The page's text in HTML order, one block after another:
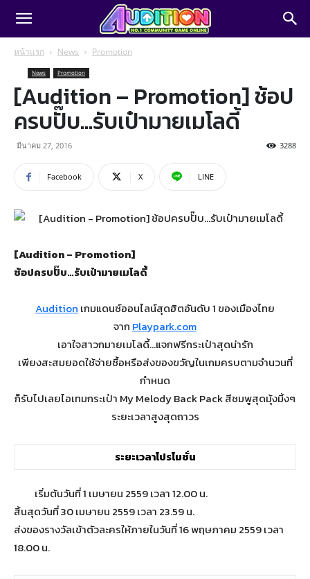
หน้าแรก News Promotion
News Promotion
[Audition – Promotion] ช้อป
ครบปั๊บ…รับเป๋ามายเมโลดี้
มีนาคม 27, 2016 3288
Facebook X LINE
[Audition – Promotion]
ช้อปครบปั๊บ…รับเป๋ามายเมโลดี้
Audition เกมแดนซ์ออนไลน์สุดฮิตอันดับ 1 ของเมืองไทย
จาก Playpark.com
เอาใจสาวกมายเมโลดี้…แจกฟรีกระเป๋าสุดน่ารัก
เพียงสะสมยอดใช้จ่ายซื้อหรือส่งของขวัญในเกมครบตามจำนวนที่
กำหนด
ก็รับไปเลยไอเทมกระเป๋า My Melody Back Pack สีชมพูสุดมุ้งมิ้งๆ
ระยะเวลาสูงสุดถาวร
ระยะเวลาโปรโมชั่น
เริ่มต้นวันที่ 1 เมษายน 2559 เวลา 12.00 น.
สิ้นสุดวันที่ 30 เมษายน 2559 เวลา 23.59 น.
ส่งของรางวัลเข้าตัวละครให้ภายในวันที่ 16 พฤษภาคม 2559 เวลา
18.00 น.